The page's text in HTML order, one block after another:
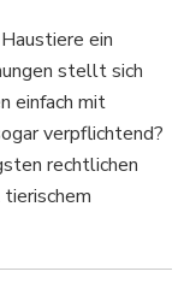
ein
stellt sich
einfach mit
verpflichtend?
rechtlichen